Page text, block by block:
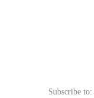
Subscribe to: